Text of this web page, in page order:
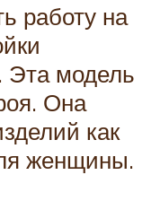
работу на
Эта модель
Она
как
женщины.